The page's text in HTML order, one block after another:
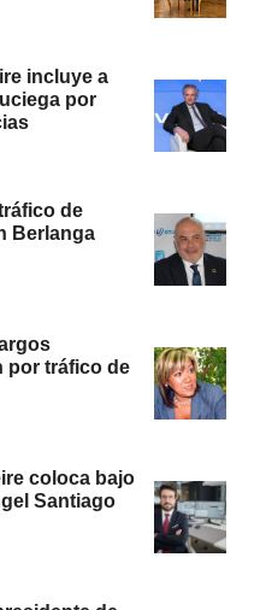
incluye a
por
de
Berlanga
por tráfico de
coloca bajo
Santiago